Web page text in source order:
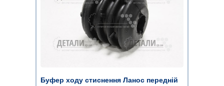
Буфер ходу стиснення Ланос передній